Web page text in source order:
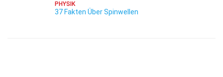
PHYSIK
37 Fakten Über Spinwellen